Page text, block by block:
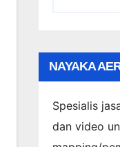
NAYAKA
Spesialis
dan video